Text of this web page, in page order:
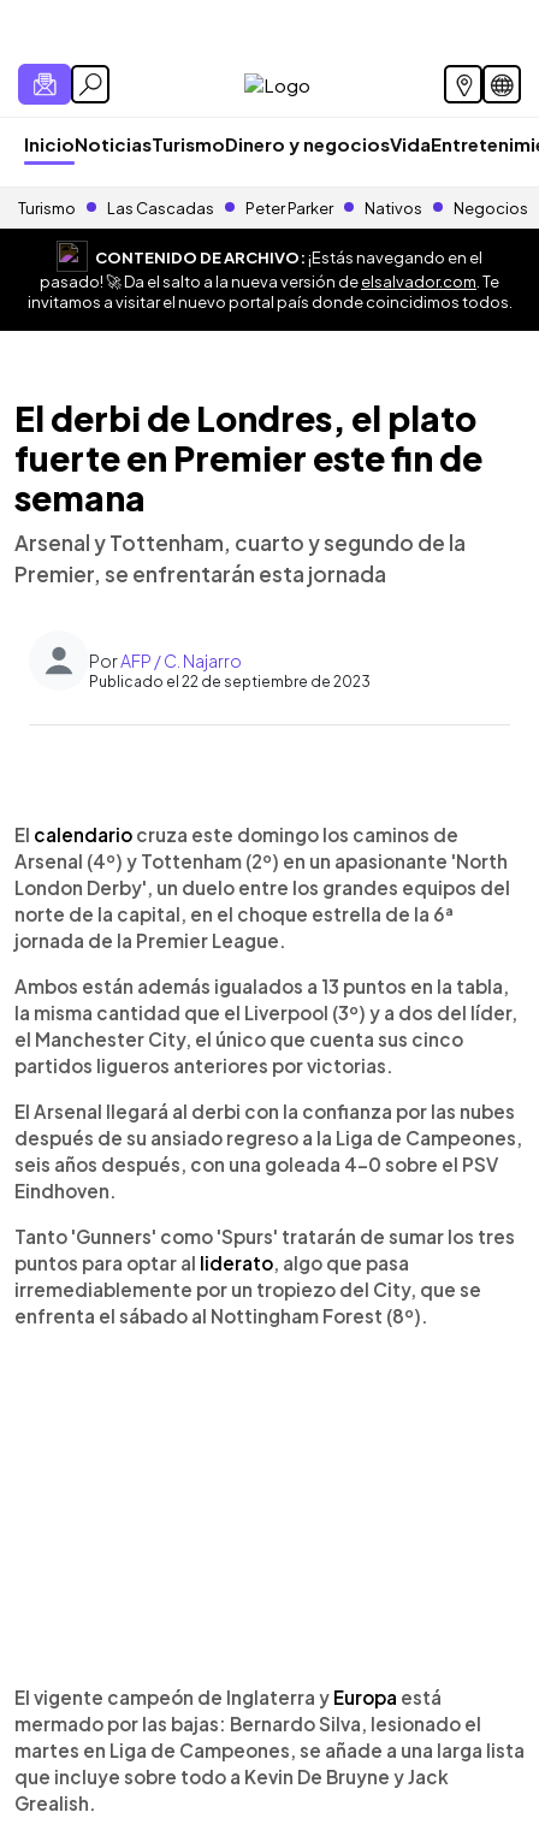
InicioNoticiasTurismoDinero y negociosVida
Turismo Las Cascadas Peter Parker Nativos Negocios
CONTENIDO DE ARCHIVO:¡Estás navegando en el
pasado! 🚀 Da el salto a la nueva versión deelsalvador.com . Te
invitamos a visitar el nuevo portal país donde coincidimos todos.
El derbi de Londres, el plato
fuerte en Premier este fin de
semana
Arsenal y Tottenham, cuarto y segundo de la
Premier, se enfrentarán esta jornada
PorAFP / C. Najarro
Publicado el 22 de septiembre de 2023
Escuchar artículo
El calendario cruza este domingo los caminos de
Arsenal (4º) y Tottenham (2º) en un apasionante 'North
London Derby', un duelo entre los grandes equipos del
norte de la capital, en el choque estrella de la 6ª
jornada de la Premier League.
Ambos están además igualados a 13 puntos en la tabla,
la misma cantidad que el Liverpool (3º) y a dos del líder,
el Manchester City, el único que cuenta sus cinco
partidos ligueros anteriores por victorias.
El Arsenal llegará al derbi con la confianza por las nubes
después de su ansiado regreso a la Liga de Campeones,
seis años después, con una goleada 4-0 sobre el PSV
Eindhoven.
Tanto 'Gunners' como 'Spurs' tratarán de sumar los tres
puntos para optar al liderato, algo que pasa
irremediablemente por un tropiezo del City, que se
enfrenta el sábado al Nottingham Forest (8º).
El vigente campeón de Inglaterra y Europa está
mermado por las bajas: Bernardo Silva, lesionado el
martes en Liga de Campeones, se añade a una larga lista
que incluye sobre todo a Kevin De Bruyne y Jack
Grealish.